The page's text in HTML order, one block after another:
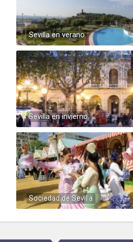
Sevilla en verano
Sevilla en invierno
Sociedad de Sevilla